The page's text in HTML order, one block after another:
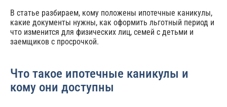
В статье разбираем, кому положены ипотечные каникулы,
какие документы нужны, как оформить льготный период и
что изменится для физических лиц, семей с детьми и
заемщиков с просрочкой.
Что такое ипотечные каникулы и
кому они доступны